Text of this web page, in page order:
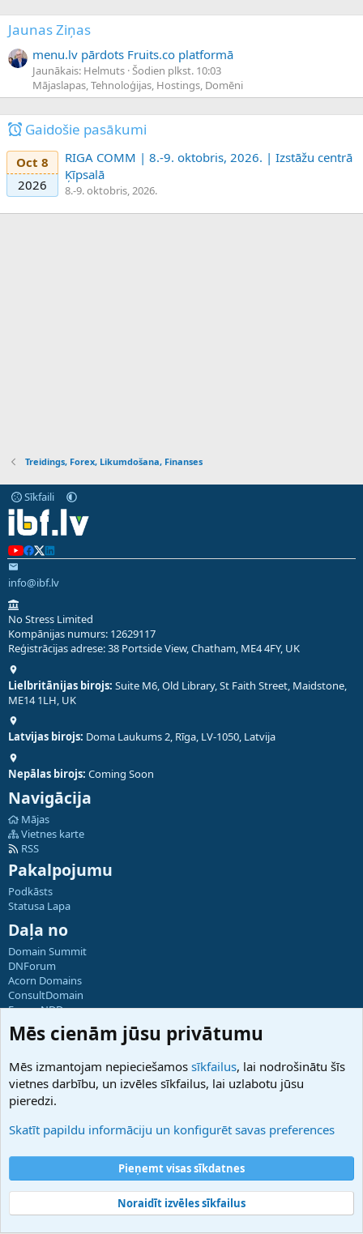
Jaunas Ziņas
menu.lv pārdots Fruits.co platformā
Jaunākais: Helmuts Šodien plkst. 10:03
Mājaslapas, Tehnoloģijas, Hostings, Domēni
Gaidošie pasākumi
Oct 8
2026
RIGA COMM | 8.-9. oktobris, 2026. | Izstāžu centrā
Ķīpsalā
8.-9. oktobris, 2026.
Treidings, Forex, Likumdošana, Finanses
Sīkfaili
info@ibf.lv
No Stress Limited
Kompānijas numurs: 12629117
Reģistrācijas adrese: 38 Portside View, Chatham, ME4 4FY, UK
Lielbritānijas birojs: Suite M6, Old Library, St Faith Street, Maidstone,
ME14 1LH, UK
Latvijas birojs: Doma Laukums 2, Rīga, LV-1050, Latvija
Nepālas birojs: Coming Soon
Navigācija
Mājas
Vietnes karte
RSS
Pakalpojumu
Podkāsts
Statusa Lapa
Daļa no
Domain Summit
DNForum
Acorn Domains
ConsultDomain
ForumNDD
Domainforum.ro
27.be
Hostmaria
Atbalsts
Palīdzība
Noteikumi un nosacījumi
Privātuma politika
Community platform by XenForo® © 2010-2025 XenForo Ltd.
Mēs cienām jūsu privātumu
Mēs izmantojam nepieciešamos sīkfailus, lai nodrošinātu šīs
vietnes darbību, un izvēles sīkfailus, lai uzlabotu jūsu
pieredzi.
Skatīt papildu informāciju un konfigurēt savas preferences
Pieņemt visas sīkdatnes
Noraidīt izvēles sīkfailus